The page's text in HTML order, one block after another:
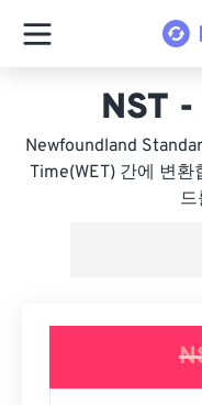
NST -
Newfoundland
Time(WET) 간에 변